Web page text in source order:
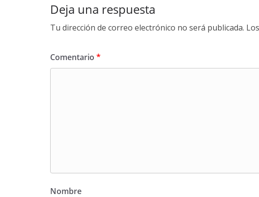
Deja una respuesta
Tu dirección de correo electrónico no será publicada.
Comentario *
Nombre